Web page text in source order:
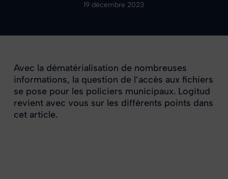
19 décembre 2023
Avec la dématérialisation de nombreuses
informations, la question de l’accès aux fichiers
se pose pour les policiers municipaux. Logitud
revient avec vous sur les différents points dans
cet article.